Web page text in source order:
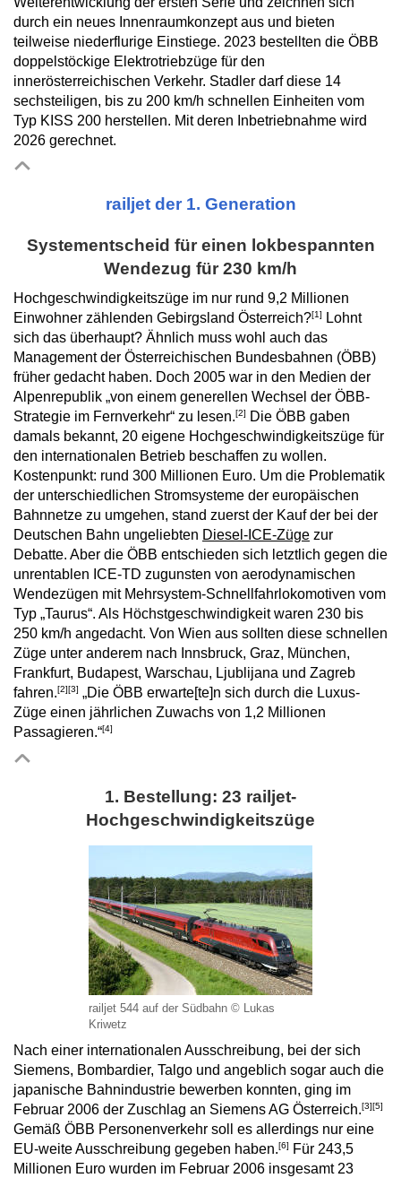
durch ein neues Innenraumkonzept aus und bieten
teilweise niederflurige Einstiege. 2023 bestellten die ÖBB
doppelstöckige Elektrotriebzüge für den
innerösterreichischen Verkehr. Stadler darf diese 14
sechsteiligen, bis zu 200 km/h schnellen Einheiten vom
Typ KISS 200 herstellen. Mit deren Inbetriebnahme wird
2026 gerechnet.
railjet der 1. Generation
Systementscheid für einen lokbespannten
Wendezug für 230 km/h
Hochgeschwindigkeitszüge im nur rund 9,2 Millionen
Einwohner zählenden Gebirgsland Österreich?[1]
Lohnt
sich das überhaupt? Ähnlich muss wohl auch das
Management der Österreichischen Bundesbahnen (ÖBB)
früher gedacht haben. Doch 2005 war in den Medien der
Alpenrepublik „von einem generellen Wechsel der ÖBB-
Strategie im Fernverkehr“ zu lesen.[2]
Die ÖBB gaben
damals bekannt, 20 eigene Hochgeschwindigkeitszüge für
den internationalen Betrieb beschaffen zu wollen.
Kostenpunkt: rund 300 Millionen Euro. Um die Problematik
der unterschiedlichen Stromsysteme der europäischen
Bahnnetze zu umgehen, stand zuerst der Kauf der bei der
Deutschen Bahn ungeliebten Diesel-ICE-Züge zur
Debatte. Aber die ÖBB entschieden sich letztlich gegen die
unrentablen ICE-TD zugunsten von aerodynamischen
Wendezügen mit Mehrsystem-Schnellfahrlokomotiven vom
Typ „Taurus“. Als Höchstgeschwindigkeit waren 230 bis
250 km/h angedacht. Von Wien aus sollten diese schnellen
Züge unter anderem nach Innsbruck, Graz, München,
Frankfurt, Budapest, Warschau, Ljublijana und Zagreb
fahren.[2][3] „Die ÖBB erwarte[te]n sich durch die Luxus-
Züge einen jährlichen Zuwachs von 1,2 Millionen
Passagieren.“[4]
1. Bestellung: 23 railjet-
Hochgeschwindigkeitszüge
railjet 544 auf der Südbahn © Lukas
Kriwetz
Nach einer internationalen Ausschreibung, bei der sich
Siemens, Bombardier, Talgo und angeblich sogar auch die
japanische Bahnindustrie bewerben konnten, ging im
Februar 2006 der Zuschlag an Siemens AG Österreich.[3][5]
Gemäß ÖBB Personenverkehr soll es allerdings nur eine
EU-weite Ausschreibung gegeben haben.[6]
Für 243,5
Millionen Euro wurden im Februar 2006 insgesamt 23